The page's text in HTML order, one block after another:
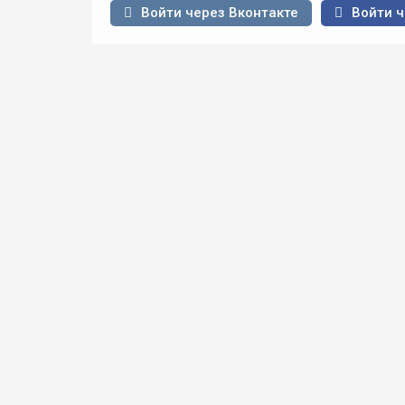
Войти через Вконтакте Войти